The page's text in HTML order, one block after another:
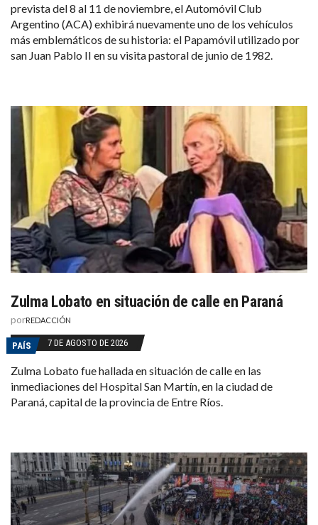
prevista del 8 al 11 de noviembre, el Automóvil Club
Argentino (ACA) exhibirá nuevamente uno de los vehículos
más emblemáticos de su historia: el Papamóvil utilizado por
san Juan Pablo II en su visita pastoral de junio de 1982.
Zulma Lobato en situación de calle en Paraná
porREDACCIÓN
PAÍS 7 DE AGOSTO DE 2026
Zulma Lobato fue hallada en situación de calle en las
inmediaciones del Hospital San Martín, en la ciudad de
Paraná, capital de la provincia de Entre Ríos.